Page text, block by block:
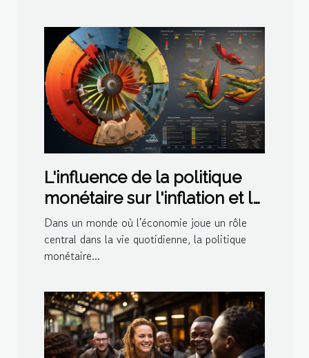
L'influence de la politique
monétaire sur l'inflation et le
pouvoir d'achat
Dans un monde où l'économie joue un rôle
central dans la vie quotidienne, la politique
monétaire...